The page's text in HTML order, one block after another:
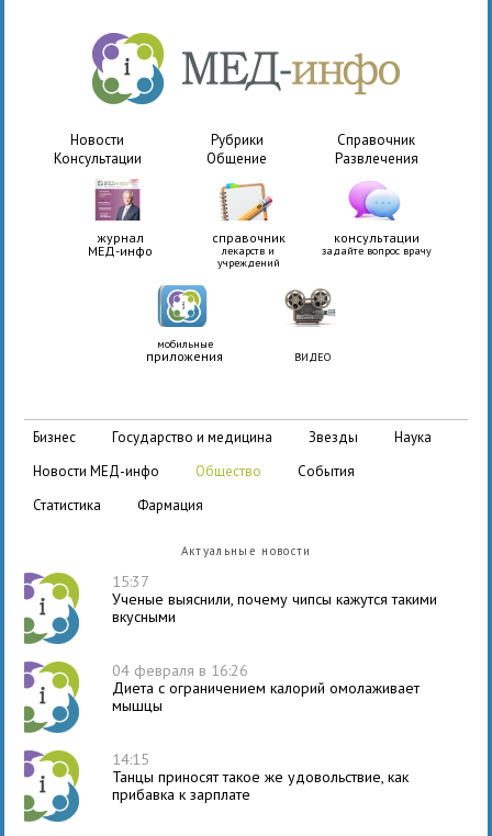
Новости Рубрики
Справочник
Консультации
Общение Развлечения
журнал
МЕД-инфо
справочник
лекарств и
учреждений
консультации
задайте вопрос врачу
мобильные
приложения ВИДЕО
бизнес государство и медицина звезды
наука
новости МЕД-инфо
общество
события
статистика
фармация
Актуальные новости
15:37
Ученые выяснили, почему чипсы кажутся такими
вкусными
04 февраля в 16:26
Диета с ограничением калорий омолаживает
мышцы
14:15
Танцы приносят такое же удовольствие, как
прибавка к зарплате